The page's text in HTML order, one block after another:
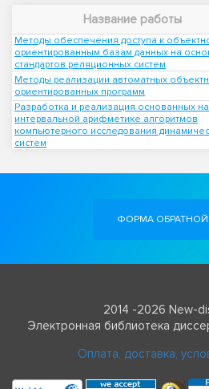
Название работы
Методы обеспечения доступа к
ориентированным базам данных на
стандартов реляционных систем
Методы реализации автоматных
ориентированных программ
Разработка и реализация основанных на
интервальной арифметике алгоритмов
компьютерного исследования
систем
ФОРМА ОБРАТНОЙ
2014 -2026 New-
Электронная библиотека
Оплата, доставка,